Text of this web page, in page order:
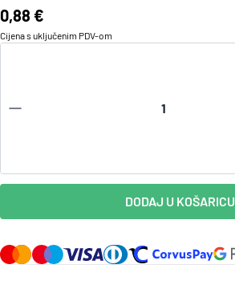
Cijena:
0,88 €
Cijena s uključenim PDV-om
DODAJ U KOŠARICU